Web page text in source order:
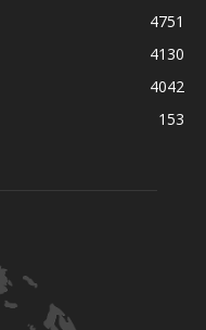
4751
4130
4042
153